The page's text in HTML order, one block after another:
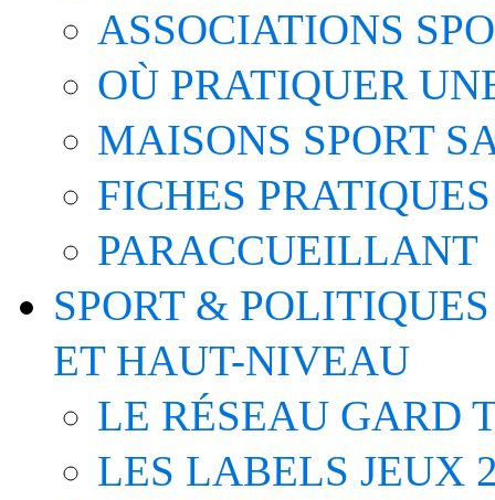
ASSOCIATIONS
OÙ PRATIQUER
MAISONS SPORT
FICHES PRATIQUES
PARACCUEILLANT
SPORT &
ET HAUT-NIVEAU
LE RÉSEAU GARD
LES LABELS JEUX